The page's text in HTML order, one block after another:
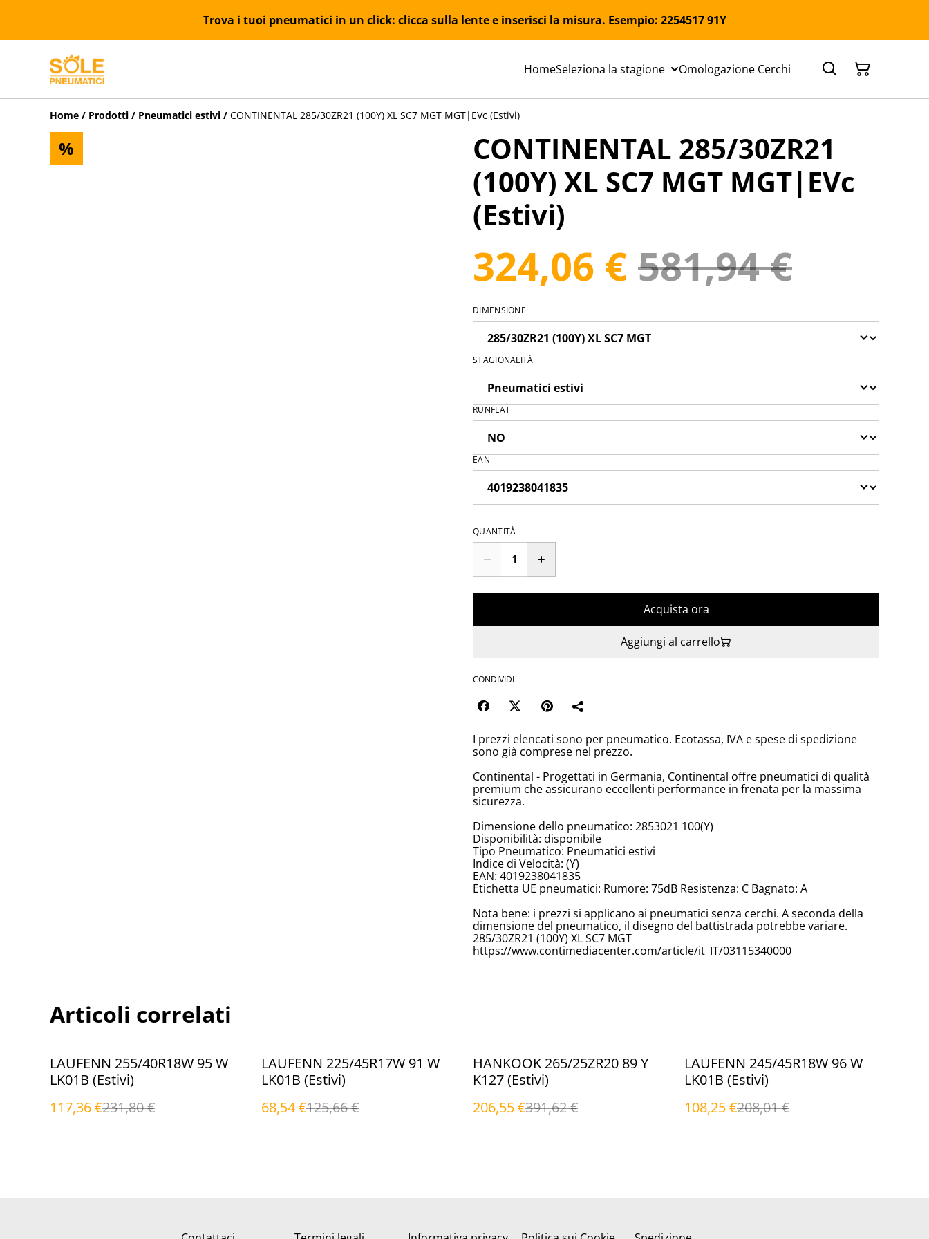
Trova i tuoi pneumatici in un click: clicca sulla lente e inserisci la misura. Esempio: 2254517 91Y
HomeSeleziona la stagione Omologazione Cerchi
Home / Prodotti / Pneumatici estivi / CONTINENTAL 285/30ZR21 (100Y) XL SC7 MGT MGT|EVc (Estivi)
%
CONTINENTAL 285/30ZR21
(100Y) XL SC7 MGT MGT|EVc
(Estivi)
324,06 € 581,94 €
DIMENSIONE
STAGIONALITÀ
RUNFLAT
EAN
QUANTITÀ
Acquista ora
Aggiungi al carrello
CONDIVIDI
I prezzi elencati sono per pneumatico. Ecotassa, IVA e spese di spedizione
sono già comprese nel prezzo.
Continental - Progettati in Germania, Continental offre pneumatici di qualità
premium che assicurano eccellenti performance in frenata per la massima
sicurezza.
Dimensione dello pneumatico: 2853021 100(Y)
Disponibilità: disponibile
Tipo Pneumatico: Pneumatici estivi
Indice di Velocità: (Y)
EAN: 4019238041835
Etichetta UE pneumatici: Rumore: 75dB Resistenza: C Bagnato: A
Nota bene: i prezzi si applicano ai pneumatici senza cerchi. A seconda della
dimensione del pneumatico, il disegno del battistrada potrebbe variare.
285/30ZR21 (100Y) XL SC7 MGT
https://www.contimediacenter.com/article/it_IT/03115340000
Articoli correlati
%
LAUFENN 255/40R18W 95 W
LK01B (Estivi)
117,36 €231,80 €
%
LAUFENN 225/45R17W 91 W
LK01B (Estivi)
68,54 €125,66 €
%
HANKOOK 265/25ZR20 89 Y
K127 (Estivi)
206,55 €391,62 €
%
LAUFENN 245/45R18W 96 W
LK01B (Estivi)
108,25 €208,01 €